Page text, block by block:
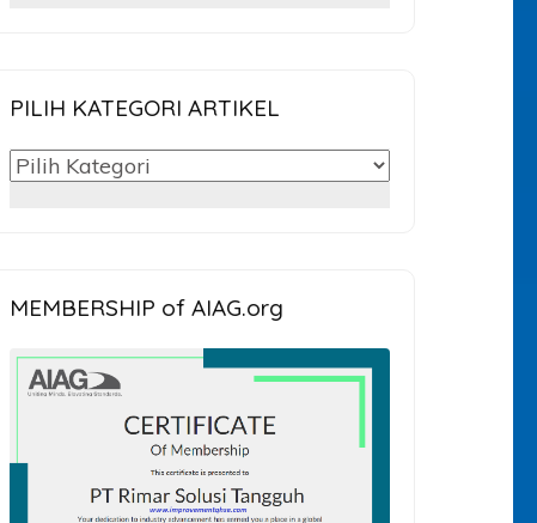
PILIH KATEGORI ARTIKEL
PILIH
MEMBERSHIP of AIAG.org